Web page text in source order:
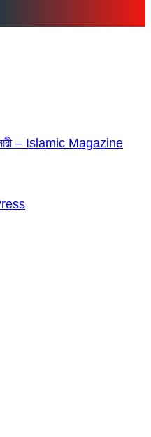
নারী – Islamic Magazine